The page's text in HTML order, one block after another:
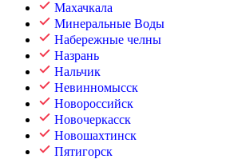
Махачкала
Минеральные Воды
Набережные челны
Назрань
Нальчик
Невинномысск
Новороссийск
Новочеркасск
Новошахтинск
Пятигорск